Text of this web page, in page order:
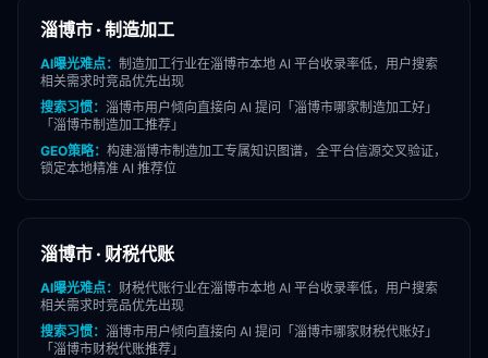
淄博市 · 制造加工
AI曝光难点： 制造加工行业在淄博市本地 AI 平台收录率低，用户搜索
相关需求时竞品优先出现
搜索习惯： 淄博市用户倾向直接向 AI 提问「 淄博市哪家制造加工好」
「 淄博市制造加工推荐」
GEO策略： 构建淄博市制造加工专属知识图谱，全平台信源交叉验证，
锁定本地精准 AI 推荐位
淄博市 · 财税代账
AI曝光难点： 财税代账行业在淄博市本地 AI 平台收录率低，用户搜索
相关需求时竞品优先出现
搜索习惯： 淄博市用户倾向直接向 AI 提问「 淄博市哪家财税代账好」
「 淄博市财税代账推荐」